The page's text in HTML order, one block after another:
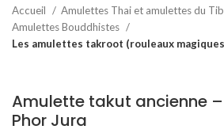
Accueil
Amulettes Thai et amulettes du
Amulettes Bouddhistes
Les amulettes takroot (rouleaux
Amulette takut ancienne
Phor Jura